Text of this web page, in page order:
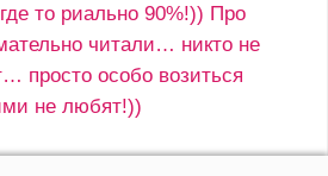
то риально 90%!)) Про
читали… никто не
просто особо возиться
не любят!))